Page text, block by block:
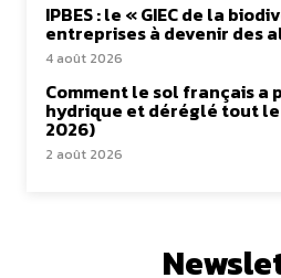
IPBES : le « GIEC de la
entreprises à devenir des
4 août 2026
Comment le sol français a
hydrique et déréglé tout
2026)
2 août 2026